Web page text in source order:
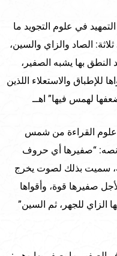
في علوم التجويد ما
الصاد والزاي والسين،
بها يشبه الصفير،
للإطباق والاستعلاء اللذين
لهمس فيها” اهــ
علوم القراءة من شمس
نصه: “صفيرها أي حروف
سميت بذلك لصوت يخرج
صفيرها قوة، وأقواها
الزاي للجهر، ثم السين”